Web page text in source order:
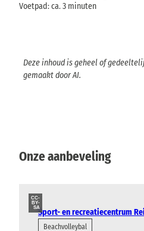
Voetpad: ca. 3 minuten
Deze inhoud is geheel of
gemaakt door AI.
Onze aanbeveling
CC-
BY-
SASport- en recreatiecentrum
Beachvolleybal